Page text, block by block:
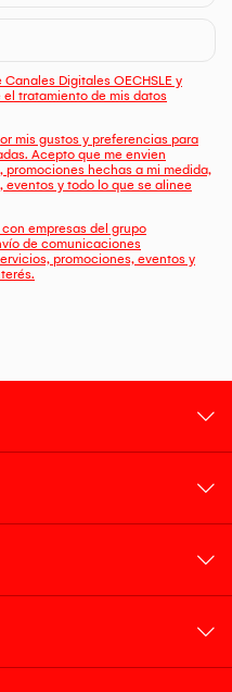
Digitales OECHSLE y
tratamiento de mis datos
mis gustos y preferencias para
Acepto que me envien
hechas a mi medida,
y todo lo que se alinee
empresas del grupo
de comunicaciones
promociones, eventos y